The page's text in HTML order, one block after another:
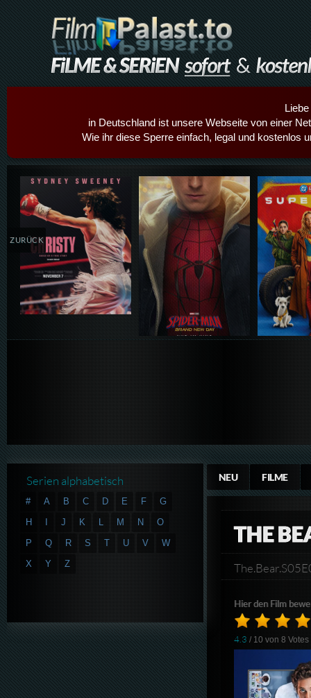
in Deutschland ist unsere Webseite von einer
Wie ihr diese Sperre einfach, legal und kostenlos
Details,Play Details,Play
ZURÜCK
NEU FILME
THE
Hier den Film
4.3 / 10 von8 Votes
Serien alphabetisch
# A B C D E F
G
H
I J K L M N
O
P
Q R S T U V
W
X
Y Z